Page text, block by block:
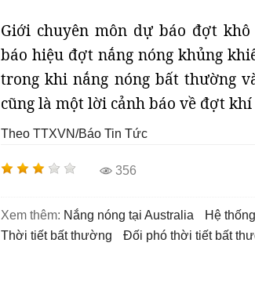
Giới chuyên môn dự báo đợt
báo hiệu đợt nắng nóng khủng
trong khi nắng nóng bất thường
cũng là một lời cảnh báo về đợt
Theo TTXVN/Báo Tin Tức
356
Xem thêm: nắng nóng tại Australia
hệ
thời tiết bất thường
đối phó thời tiết bất